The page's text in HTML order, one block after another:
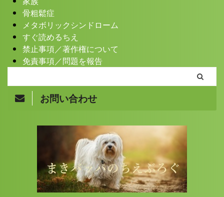
骨粗鬆症
メタボリックシンドローム
すぐ読めるちえ
禁止事項／著作権について
免責事項／問題を報告
お問い合わせ
Copyright© まきバッパのちえぶろぐ , 2026 All Rights
Reserved.